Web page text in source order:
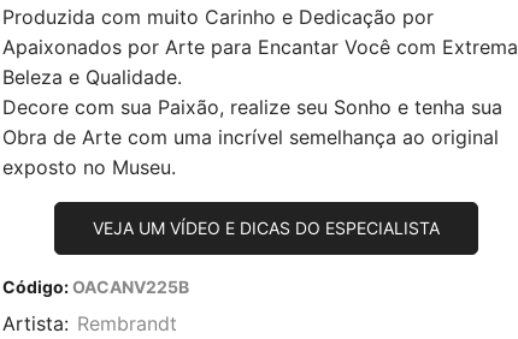
Produzida com muito Carinho e Dedicação por
Apaixonados por Arte para Encantar Você com Extrema
Beleza e Qualidade.
Decore com sua Paixão, realize seu Sonho e tenha sua
Obra de Arte com uma incrível semelhança ao original
exposto no Museu.
VEJA UM VÍDEO E DICAS DO ESPECIALISTA
Código:OACANV225B
Artista: Rembrandt